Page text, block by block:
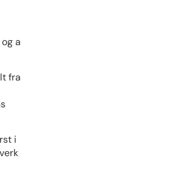
a
fra
i